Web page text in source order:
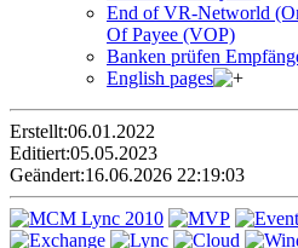
End of VR-Networld
Of Payee (VOP)
Banken prüfen
English pages
Erstellt:06.01.2022
Editiert:05.05.2023
Geändert:16.06.2026 22:19:03